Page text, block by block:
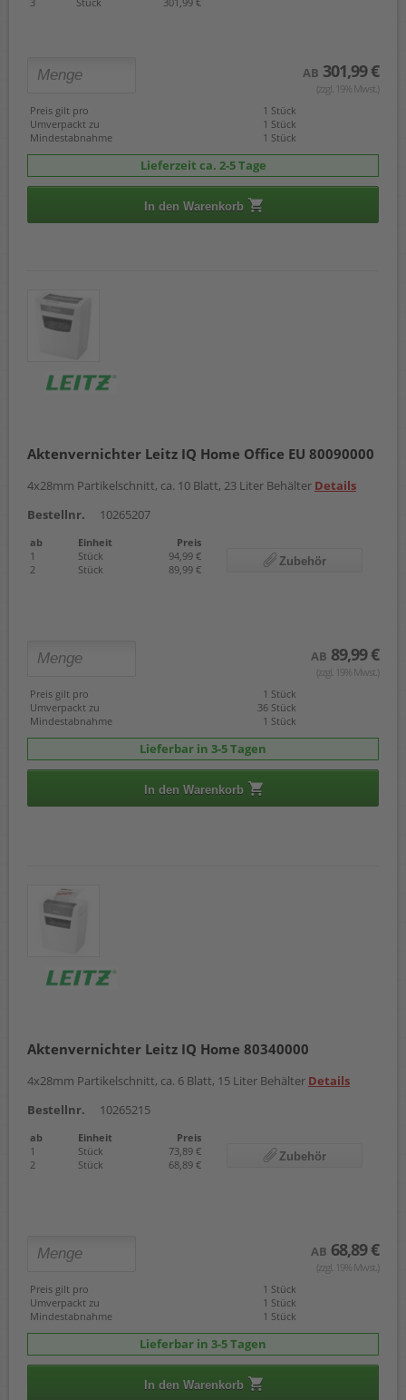
AB 301,99 €
(zzgl. 19% Mwst.)
Preis gilt pro
1 Stück
Umverpackt zu
1 Stück
Mindestabnahme
1 Stück
Lieferzeit ca. 2-5 Tage
In den Warenkorb
Aktenvernichter Leitz IQ Home Office EU 80090000
4x28mm Partikelschnitt, ca. 10 Blatt, 23 Liter Behälter Details
Bestellnr.
10265207
ab Einheit
Preis
1
Stück
94,99 €
2
Stück 89,99 €
Zubehör
AB 89,99 €
(zzgl. 19% Mwst.)
Preis gilt pro
1 Stück
Umverpackt zu
36 Stück
Mindestabnahme
1 Stück
Lieferbar in 3-5 Tagen
In den Warenkorb
Aktenvernichter Leitz IQ Home 80340000
4x28mm Partikelschnitt, ca. 6 Blatt, 15 Liter Behälter Details
Bestellnr.
10265215
ab Einheit
Preis
1
Stück
73,89 €
2
Stück 68,89 €
Zubehör
AB 68,89 €
(zzgl. 19% Mwst.)
Preis gilt pro
1 Stück
Umverpackt zu
1 Stück
Mindestabnahme
1 Stück
Lieferbar in 3-5 Tagen
In den Warenkorb